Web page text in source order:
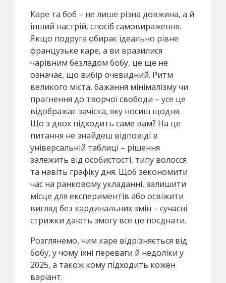
Каре та боб – не лише різна довжина, а й
інший настрій, спосіб самовираження.
Якщо подруга обирає ідеально рівне
французьке каре, а ви вразилися
чарівним безладом бобу, це ще не
означає, що вибір очевидний. Ритм
великого міста, бажання мінімалізму чи
прагнення до творчої свободи – усе це
відображає зачіска, яку носиш щодня.
Що з двох підходить саме вам? На це
питання не знайдеш відповіді в
універсальній таблиці – рішення
залежить від особистості, типу волосся
та навіть графіку дня. Щоб зекономити
час на ранковому укладанні, залишити
місце для експериментів або освіжити
вигляд без кардинальних змін – сучасні
стрижки дають змогу все це поєднати.
Розглянемо, чим каре відрізняється від
бобу, у чому їхні переваги й недоліки у
2025, а також кому підходить кожен
варіант.